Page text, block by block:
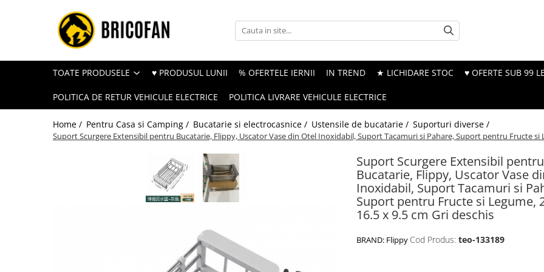
Toate Produsele
Fără permis
Masini electrice
TOATE PRODUSELE ♥ PRODUSUL LUNII % OFERTELE IERNII IN TREND ★ LICHIDARE STOC ♥ OFERTE SUB 99
POLITICA DE RETUR VEHICULE ELECTRICE POLITICA LIVRARE VEHICULE ELECTRICE
Home / Pentru Casa si Camping / Bucatarie si electrocasnice / Ustensile de bucatarie / Suporturi diverse /
Suport Scurgere Extensibil pentru Bucatarie, Flippy, Uscator Vase din Otel Inoxidabil, Suport Tacamuri si Pahare, Suport pentru Fructe si
Suport Scurgere Extensibil pentru
Bucatarie, Flippy, Uscator Vase
Inoxidabil, Suport Tacamuri si
Suport pentru Fructe si Legume,
16.5 x 9.5 cm Gri deschis
BRAND: Flippy Cod Produs: teo-133189